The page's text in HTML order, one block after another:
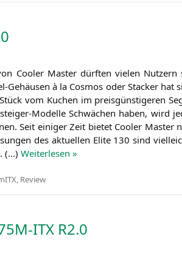
Coo­ler Mas­ter dürf­ten vie­len
Gehäu­sen à la Cos­mos oder Sta­cker hat
vom Kuchen im preis­güns­ti­ge­ren
Model­le Schwä­chen haben, wird
Seit eini­ger Zeit bie­tet Coo­ler Mas­ter
des aktu­el­len Eli­te 130 sind
(…) Wei­ter­le­sen »
Review
ITX R2.0